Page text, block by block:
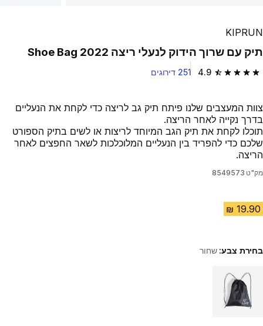
KIPRUN
תיק עם שרוך הידוק לנעלי ריצה Shoe Bag 2022
4.9 4.9 out of 5 stars from 251 reviews 251 דירוגים
צוות המעצבים שלנו פיתח תיק גב לריצה כדי לקחת את הנעליים
בדרך נקייה לאחר הריצה.
תוכלו לקחת את תיק הגב המיוחד לריצות או לשים בתיק הספורט
שלכם כדי להפריד בין הנעליים המלוכלכות לשאר החפצים לאחר
הריצה.
מק"ט 8549573
בחירת צבע:שחור
Choose a variant